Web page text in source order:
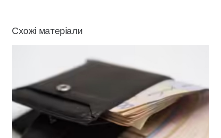
Схожі матеріали